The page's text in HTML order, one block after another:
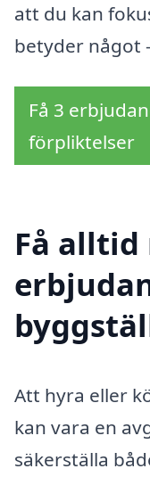
att du kan
betyder något
Få 3
förpliktelser
Få alltid
Att hyra eller
kan vara en
säkerställa